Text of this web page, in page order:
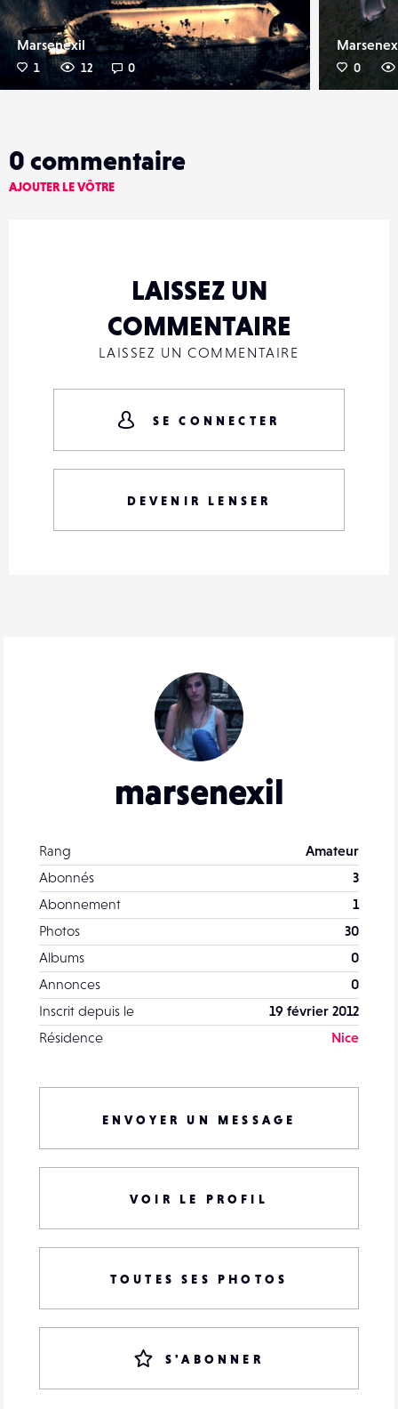
Marsenexil
1 12 0 0
marsenexil
Rang
Amateur
Abonnés
3
Abonnement
1
Photos
30
Albums
0
Annonces
0
Inscrit depuis le
19 février 2012
Résidence
Nice
ENVOYER UN MESSAGE
VOIR LE PROFIL
TOUTES SES PHOTOS
S'ABONNER
0 commentaire
AJOUTER LE VÔTRE
LAISSEZ UN
COMMENTAIRE
LAISSEZ UN COMMENTAIRE
SE CONNECTER
DEVENIR LENSER